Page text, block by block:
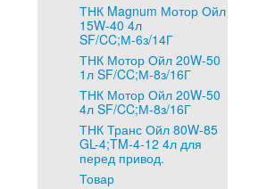
ТНК Magnum Мотор Ойл
15W-40 4л
SF/CC;М-6з/14Г
ТНК Мотор Ойл 20W-50
1л SF/CC;М-8з/16Г
ТНК Мотор Ойл 20W-50
4л SF/CC;М-8з/16Г
ТНК Транс Ойл 80W-85
GL-4;TM-4-12 4л для
перед привод.
Товар